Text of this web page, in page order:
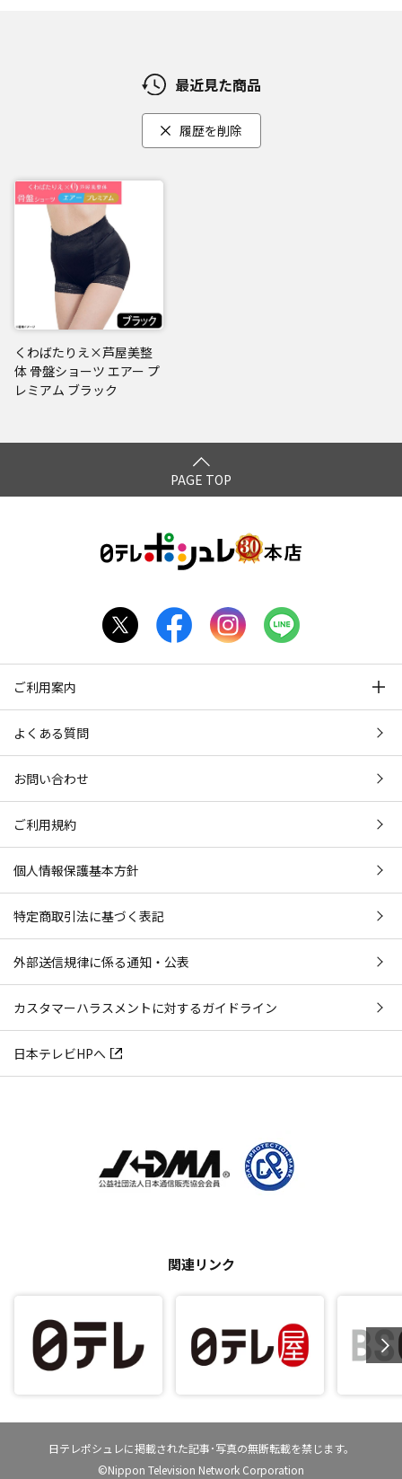
最近見た商品
履歴を削除
くわばたりえ×芦屋美整
体 骨盤ショーツ エアー プ
レミアム ブラック
PAGE TOP
ご利用案内
よくある質問
お問い合わせ
ご利用規約
個人情報保護基本方針
特定商取引法に基づく表記
外部送信規律に係る通知・公表
カスタマーハラスメントに対するガイドライン
日本テレビHPへ
関連リンク
日テレポシュレに掲載された記事･写真の無断転載を禁じます。
©Nippon Television Network Corporation